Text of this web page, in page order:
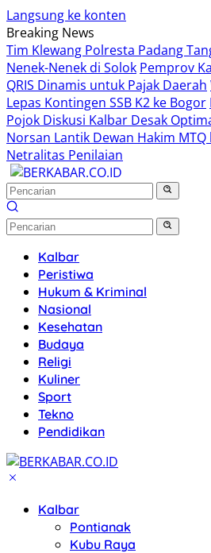
Langsung ke konten
Breaking News
Tim Klewang Polresta Padang
Nenek-Nenek di Solok Pemprov
QRIS Dinamis untuk Pajak Daerah
Lepas Kontingen SSB K2 ke Bogor
Pojok Diskusi Kalbar Desak
Norsan Lantik Dewan Hakim MTQ
Netralitas Penilaian
Kalbar
Peristiwa
Hukum & Kriminal
Nasional
Kesehatan
Budaya
Religi
Kuliner
Sport
Tekno
Pendidikan
Kalbar
Pontianak
Kubu Raya